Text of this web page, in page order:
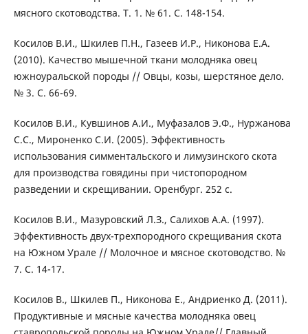
мясного скотоводства. Т. 1. № 61. С. 148-154.
Косилов В.И., Шкилев П.Н., Газеев И.Р., Никонова Е.А.
(2010). Качество мышечной ткани молодняка овец
южноуральской породы // Овцы, козы, шерстяное дело.
№ 3. С. 66-69.
Косилов В.И., Кувшинов А.И., Муфазалов Э.Ф., Нуржанова
С.С., Мироненко С.И. (2005). Эффективность
использования симментальского и лимузинского скота
для производства говядины при чистопородном
разведении и скрещивании. Оренбург. 252 с.
Косилов В.И., Мазуровский Л.З., Салихов А.А. (1997).
Эффективность двух-трехпородного скрещивания скота
на Южном Урале // Молочное и мясное скотоводство. №
7. С. 14-17.
Косилов В., Шкилев П., Никонова Е., Андриенко Д. (2011).
Продуктивные и мясные качества молодняка овец